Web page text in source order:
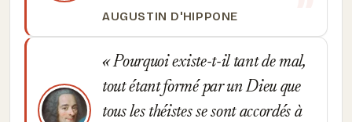
AUGUSTIN D'HIPPONE
Pourquoi existe-t-il tant de mal,
tout étant formé par un Dieu que
tous les théistes se sont accordés à